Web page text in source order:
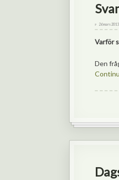
26 mars 2013
Varför
Den